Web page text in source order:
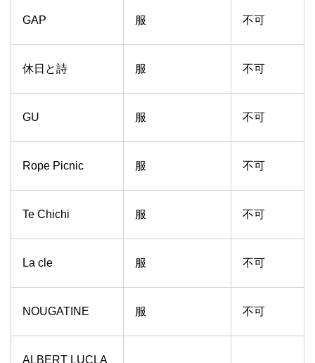
GAP 服 不可
休日と詩 服 不可
GU 服 不可
Rope Picnic 服 不可
Te Chichi 服 不可
La cle 服 不可
NOUGATINE 服 不可
ALBERT LUCLA